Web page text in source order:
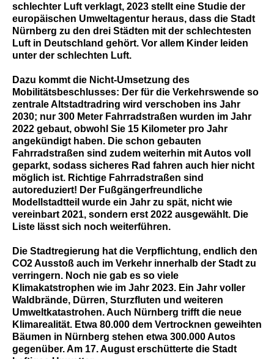
schlechter Luft verklagt, 2023 stellt eine Studie der
europäischen Umweltagentur heraus, dass die Stadt
Nürnberg zu den drei Städten mit der schlechtesten
Luft in Deutschland gehört. Vor allem Kinder leiden
unter der schlechten Luft.
Dazu kommt die Nicht-Umsetzung des
Mobilitätsbeschlusses: Der für die Verkehrswende so
zentrale Altstadtradring wird verschoben ins Jahr
2030; nur 300 Meter Fahrradstraßen wurden im Jahr
2022 gebaut, obwohl Sie 15 Kilometer pro Jahr
angekündigt haben. Die schon gebauten
Fahrradstraßen sind zudem weiterhin mit Autos voll
geparkt, sodass sicheres Rad fahren auch hier nicht
möglich ist. Richtige Fahrradstraßen sind
autoreduziert! Der Fußgängerfreundliche
Modellstadtteil wurde ein Jahr zu spät, nicht wie
vereinbart 2021, sondern erst 2022 ausgewählt. Die
Liste lässt sich noch weiterführen.
Die Stadtregierung hat die Verpflichtung, endlich den
CO2 Ausstoß auch im Verkehr innerhalb der Stadt zu
verringern. Noch nie gab es so viele
Klimakatstrophen wie im Jahr 2023. Ein Jahr voller
Waldbrände, Dürren, Sturzfluten und weiteren
Umweltkatastrohen. Auch Nürnberg trifft die neue
Klimarealität. Etwa 80.000 dem Vertrocknen geweihten
Bäumen in Nürnberg stehen etwa 300.000 Autos
gegenüber. Am 17. August erschütterte die Stadt